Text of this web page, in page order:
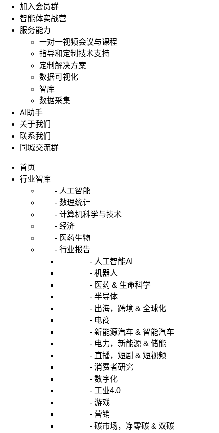
加入会员群
智能体实战营
服务能力
一对一视频会议与课程
指导和定制技术支持
定制解决方案
数据可视化
智库
数据采集
AI助手
关于我们
联系我们
同城交流群
首页
行业智库
- 人工智能
- 数理统计
- 计算机科学与技术
- 经济
- 医药生物
- 行业报告
- 人工智能AI
- 机器人
- 医药 & 生命科学
- 半导体
- 出海，跨境 & 全球化
- 电商
- 新能源汽车 & 智能汽车
- 电力，新能源 & 储能
- 直播，短剧 & 短视频
- 消费者研究
- 数字化
- 工业4.0
- 游戏
- 营销
- 碳市场，净零碳 & 双碳